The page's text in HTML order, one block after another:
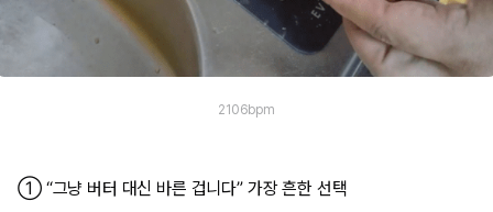
2106bpm
① “그냥 버터 대신 바른 겁니다” 가장 흔한 선택